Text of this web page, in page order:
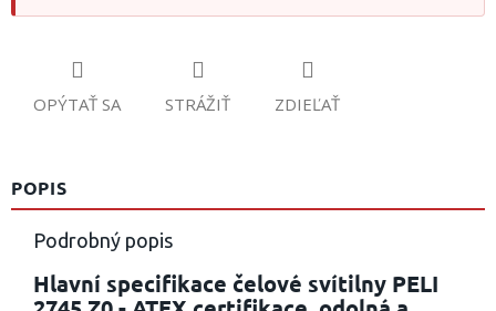
OPÝTAŤ SA STRÁŽIŤ ZDIEĽAŤ
POPIS
Podrobný popis
Hlavní specifikace čelové svítilny PELI